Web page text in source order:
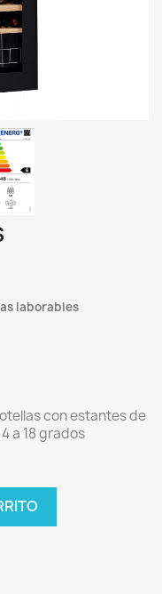
laborables
con estantes de
a 18 grados